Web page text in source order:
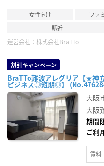
女性向け ファ
駅近
運営会社： 株式会社BraTTo
割引キャンペーン
BraTTo難波アレグリア【★神
ビジネス◎短期◎】
大阪
大阪
期間
ご利
賃料